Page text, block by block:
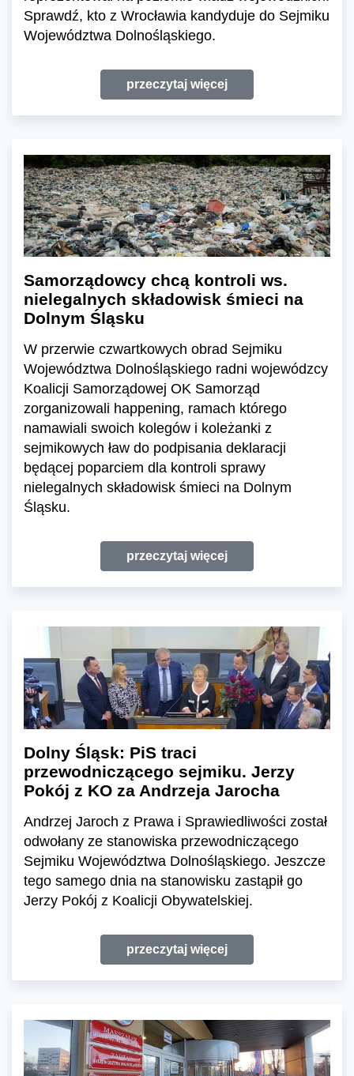
Sprawdź, kto z Wrocławia kandyduje do Sejmiku
Województwa Dolnośląskiego.
przeczytaj więcej
Samorządowcy chcą kontroli ws.
nielegalnych składowisk śmieci na
Dolnym Śląsku
W przerwie czwartkowych obrad Sejmiku
Województwa Dolnośląskiego radni wojewódzcy
Koalicji Samorządowej OK Samorząd
zorganizowali happening, ramach którego
namawiali swoich kolegów i koleżanki z
sejmikowych ław do podpisania deklaracji
będącej poparciem dla kontroli sprawy
nielegalnych składowisk śmieci na Dolnym
Śląsku.
przeczytaj więcej
Dolny Śląsk: PiS traci
przewodniczącego sejmiku. Jerzy
Pokój z KO za Andrzeja Jarocha
Andrzej Jaroch z Prawa i Sprawiedliwości został
odwołany ze stanowiska przewodniczącego
Sejmiku Województwa Dolnośląskiego. Jeszcze
tego samego dnia na stanowisku zastąpił go
Jerzy Pokój z Koalicji Obywatelskiej.
przeczytaj więcej